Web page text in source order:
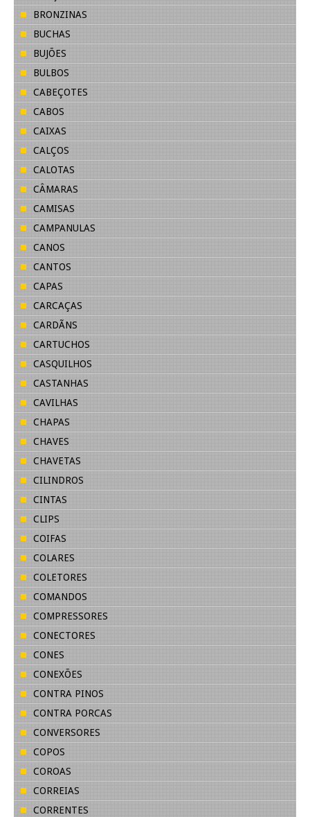
BRONZINAS
BUCHAS
BUJÕES
BULBOS
CABEÇOTES
CABOS
CAIXAS
CALÇOS
CALOTAS
CÂMARAS
CAMISAS
CAMPANULAS
CANOS
CANTOS
CAPAS
CARCAÇAS
CARDÃNS
CARTUCHOS
CASQUILHOS
CASTANHAS
CAVILHAS
CHAPAS
CHAVES
CHAVETAS
CILINDROS
CINTAS
CLIPS
COIFAS
COLARES
COLETORES
COMANDOS
COMPRESSORES
CONECTORES
CONES
CONEXÕES
CONTRA PINOS
CONTRA PORCAS
CONVERSORES
COPOS
COROAS
CORREIAS
CORRENTES